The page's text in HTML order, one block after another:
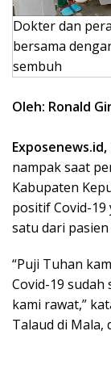
Dokter dan
bersama
sembuh
Oleh: Ronald
Exposenews.id,
nampak saat
Kabupaten
positif Covid-19
satu dari
“Puji Tuhan
Covid-19
kami rawat,”
Talaud di Mala,